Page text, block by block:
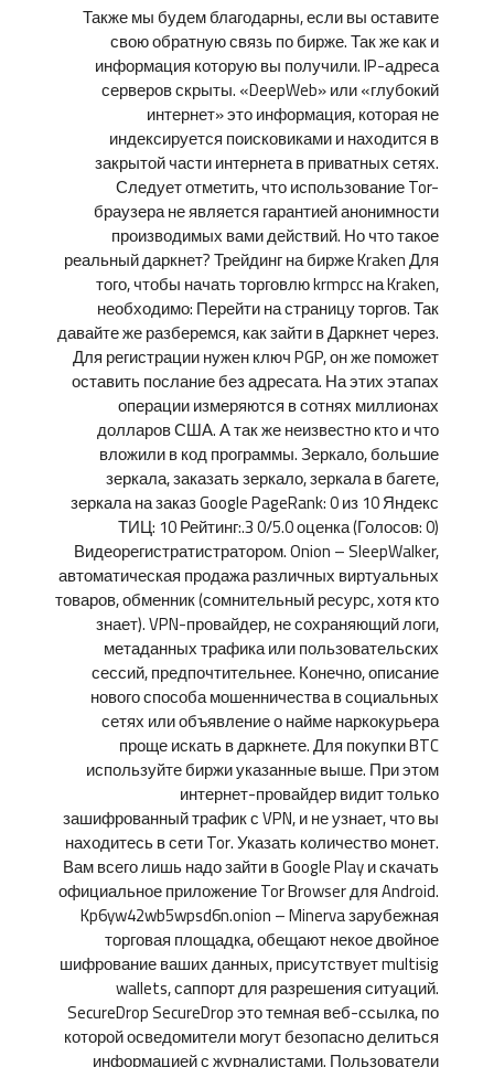
Также мы будем благодарны, если вы оставите
свою обратную связь по бирже. Так же как и
информация которую вы получили. IP-адреса
серверов скрыты. «DeepWeb» или «глубокий
интернет» это информация, которая не
индексируется поисковиками и находится в
закрытой части интернета в приватных сетях.
Следует отметить, что использование Tor-
браузера не является гарантией анонимности
производимых вами действий. Но что такое
реальный даркнет? Трейдинг на бирже Kraken Для
того, чтобы начать торговлю krmpcc на Kraken,
необходимо: Перейти на страницу торгов. Так
давайте же разберемся, как зайти в Даркнет через.
Для регистрации нужен ключ PGP, он же поможет
оставить послание без адресата. На этих этапах
операции измеряются в сотнях миллионах
долларов США. А так же неизвестно кто и что
вложили в код программы. Зеркало, большие
зеркала, заказать зеркало, зеркала в багете,
зеркала на заказ Google PageRank: 0 из 10 Яндекс
ТИЦ: 10 Рейтинг:.3 0/5.0 оценка (Голосов: 0)
Видеорегистратистратором. Onion – SleepWalker,
автоматическая продажа различных виртуальных
товаров, обменник (сомнительный ресурс, хотя кто
знает). VPN-провайдер, не сохраняющий логи,
метаданных трафика или пользовательских
сессий, предпочтительнее. Конечно, описание
нового способа мошенничества в социальных
сетях или объявление о найме наркокурьера
проще искать в даркнете. Для покупки BTC
используйте биржи указанные выше. При этом
интернет-провайдер видит только
зашифрованный трафик с VPN, и не узнает, что вы
находитесь в сети Tor. Указать количество монет.
Вам всего лишь надо зайти в Google Play и скачать
официальное приложение Tor Browser для Android.
Kp6yw42wb5wpsd6n.onion – Minerva зарубежная
торговая площадка, обещают некое двойное
шифрование ваших данных, присутствует multisig
wallets, саппорт для разрешения ситуаций.
SecureDrop SecureDrop это темная веб-ссылка, по
которой осведомители могут безопасно делиться